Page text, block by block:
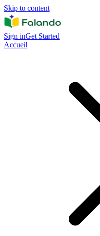
Skip to content
Sign inGet Started
Accueil